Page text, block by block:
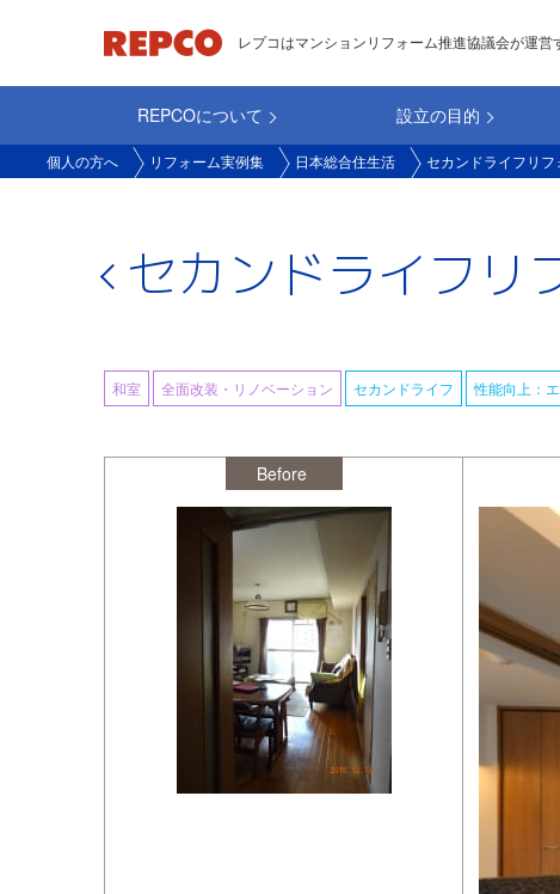
ン
ン
テ
レプコはマンションリフォーム推進協議会が運
main_repco
REPCOについて 設立の目的
個人の方へ リフォーム実例集 日本総合住生活 セカンドライフリフ
セカンドライフリ
セカンドライフ 性能向上：
和室 全面改装・リノベーション